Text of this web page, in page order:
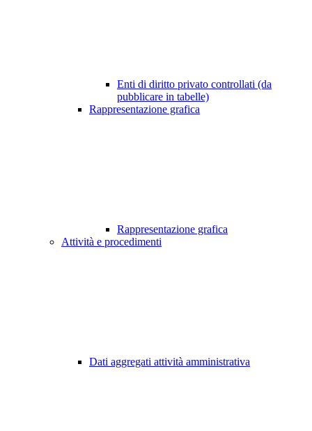
Enti di diritto privato controllati (da
pubblicare in tabelle)
Rappresentazione grafica
Rappresentazione grafica
Attività e procedimenti
Dati aggregati attività amministrativa